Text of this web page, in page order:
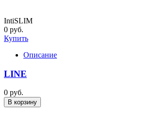
IntiSLIM
0 руб.
Купить
Описание
LINE
0 руб.
В корзину